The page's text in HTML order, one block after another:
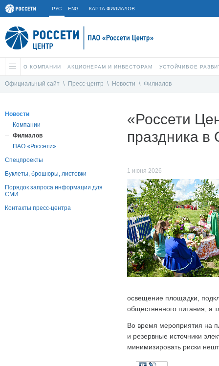
РУС ENG КАРТА ФИЛИАЛОВ
О КОМПАНИИ АКЦИОНЕРАМ И ИНВЕСТОРАМ УСТОЙЧИВОЕ
Официальный сайт \ Пресс-центр \ Новости \ Филиалов
Новости
Компании
Филиалов
ПАО «Россети»
Спецпроекты
Буклеты, брошюры, листовки
Порядок запроса информации для
СМИ
Контакты пресс-центра
«Россети
праздника в
1 июня 2026
освещение площадки,
общественного питания, а
Во время мероприятия на
и резервные источники
минимизировать риски